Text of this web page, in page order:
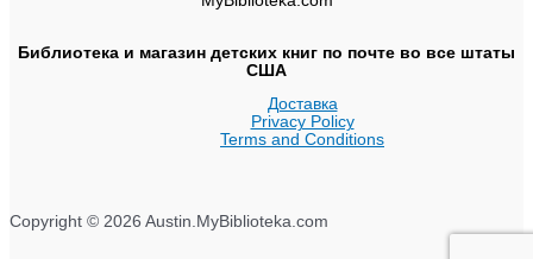
Библиотека и магазин детских книг по почте во все штаты
США
Доставка
Privacy Policy
Terms and Conditions
Copyright © 2026 Austin.MyBiblioteka.com